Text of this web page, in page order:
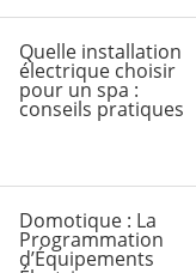
Quelle installation
électrique choisir
pour un spa :
conseils pratiques
Domotique : La
Programmation
d’Équipements